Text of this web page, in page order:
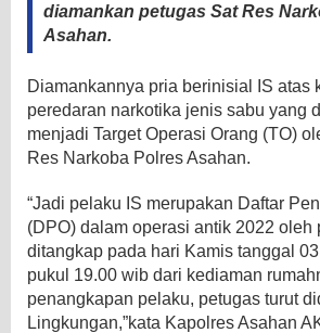
diamankan petugas Sat Res
Asahan.
Diamankannya pria berinisial IS atas
peredaran narkotika jenis sabu yang
menjadi Target Operasi Orang (TO)
Res Narkoba Polres Asahan.
“Jadi pelaku IS merupakan Daftar
(DPO) dalam operasi antik 2022 oleh
ditangkap pada hari Kamis tanggal
pukul 19.00 wib dari kediaman
penangkapan pelaku, petugas turut
Lingkungan,”kata Kapolres Asahan